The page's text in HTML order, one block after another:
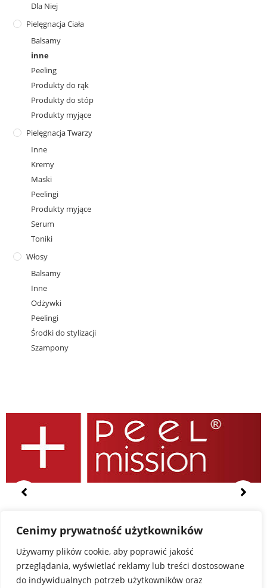
Cenimy prywatność użytkowników
Używamy plików cookie, aby poprawić jakość
przeglądania, wyświetlać reklamy lub treści dostosowane
do indywidualnych potrzeb użytkowników oraz
Dla Niej
Pielęgnacja Ciała
Balsamy
inne
Peeling
Produkty do rąk
Produkty do stóp
Produkty myjące
Pielęgnacja Twarzy
Inne
Kremy
Maski
Peelingi
Produkty myjące
Serum
Toniki
Włosy
Balsamy
Inne
Odżywki
Peelingi
Środki do stylizacji
Szampony